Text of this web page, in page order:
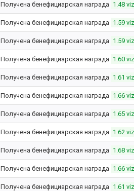
Получена бенефициарская награда 1.48 viz
Получена бенефициарская награда 1.59 viz
Получена бенефициарская награда 1.59 viz
Получена бенефициарская награда 1.60 viz
Получена бенефициарская награда 1.61 viz
Получена бенефициарская награда 1.66 viz
Получена бенефициарская награда 1.65 viz
Получена бенефициарская награда 1.62 viz
Получена бенефициарская награда 1.68 viz
Получена бенефициарская награда 1.66 viz
Получена бенефициарская награда 1.61 viz